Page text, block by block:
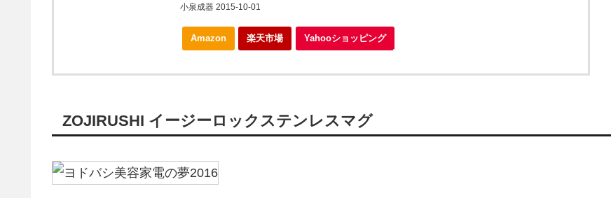
小泉成器 2015-10-01
Amazon 楽天市場 Yahooショッピング
ZOJIRUSHI イージーロックステンレスマグ